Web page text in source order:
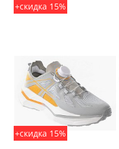
+скидка 15%
+скидка 15%